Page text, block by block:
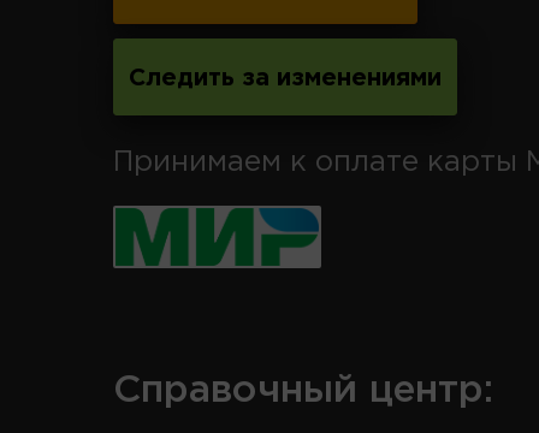
Следить за изменениями
Принимаем к оплате карты
Справочный центр: